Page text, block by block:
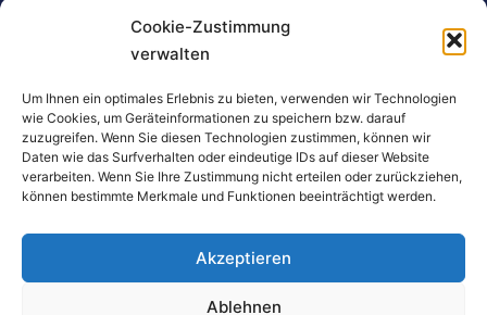
Cookie-Zustimmung
verwalten
Um Ihnen ein optimales Erlebnis zu bieten, verwenden wir Technologien
wie Cookies, um Geräteinformationen zu speichern bzw. darauf
zuzugreifen. Wenn Sie diesen Technologien zustimmen, können wir
Daten wie das Surfverhalten oder eindeutige IDs auf dieser Website
verarbeiten. Wenn Sie Ihre Zustimmung nicht erteilen oder zurückziehen,
können bestimmte Merkmale und Funktionen beeinträchtigt werden.
Akzeptieren
Ablehnen
Bluetooth® word mark and logos are
registered trademarks owned by Bluetooth
Mindfield Biosystems Ltd. is under license.
Other trademarks and trade names are
those of their respective owners.